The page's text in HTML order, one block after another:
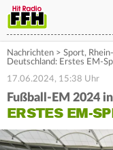
Nachrichten > Sport,
Deutschland: Erstes EM-
17.06.2024, 15:38 Uhr
Fußball-EM 2024
ERSTES EM-